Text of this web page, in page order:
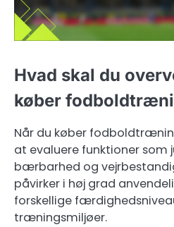
Hvad skal du
køber
Når du køber
at evaluere funktioner som
bærbarhed og
påvirker i høj grad
forskellige
træningsmiljøer.